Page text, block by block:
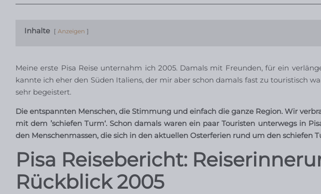
Inhalte Anzeigen
Meine erste Pisa Reise unternahm ich 2005. Damals mit Freunden, für ein
kannte ich eher den Süden Italiens, der mir aber schon damals fast zu touristisch
sehr begeistert.
Die entspannten Menschen, die Stimmung und einfach die ganze Region. Wir
mit dem ’schiefen Turm‘. Schon damals waren ein paar Touristen unterwegs in
den Menschenmassen, die sich in den aktuellen Osterferien rund um den schiefen
Pisa Reisebericht:
Rückblick 2005